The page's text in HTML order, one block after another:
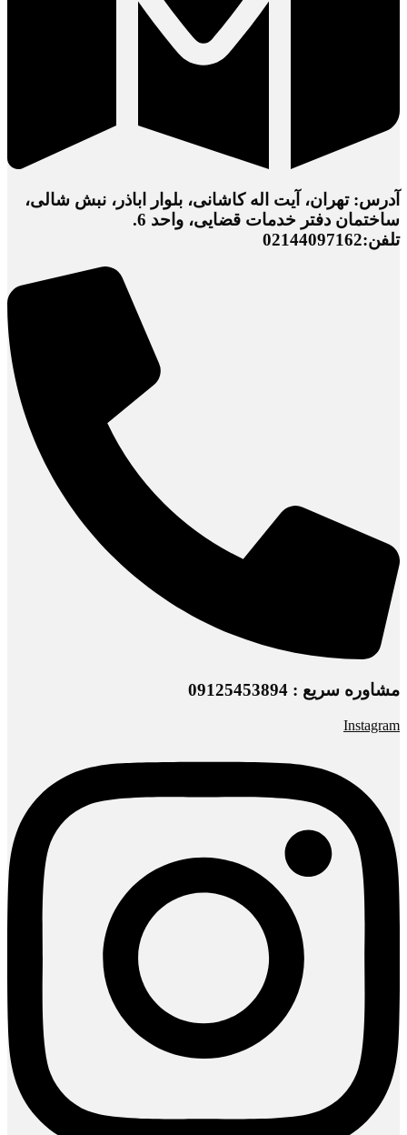
آدرس: تهران، آیت اله کاشانی، بلوار اباذر، نبش شالی،
ساختمان دفتر خدمات قضایی، واحد 6.
تلفن:02144097162
مشاوره سریع : 09125453894
Instagram